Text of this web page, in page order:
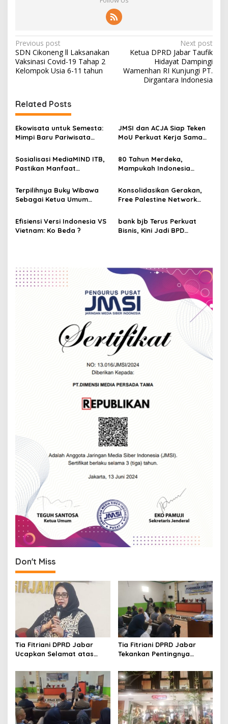
P
o
s
n
a
v
g
a
t
i
o
n
Previous post
SDN Cikoneng ll Laksanakan
Vaksinasi Covid-19 Tahap 2
Kelompok Usia 6-11 tahun
Next post
Ketua DPRD Jabar Taufik
Hidayat Dampingi
Wamenhan RI Kunjungi PT.
Dirgantara Indonesia
Related Posts
Ekowisata untuk Semesta:
Mimpi Baru Pariwisata
JMSI dan ACJA Siap Teken
MoU Perkuat Kerja Sama
Sosialisasi MediaMIND ITB,
Pastikan Manfaat
Peradaban Indonesia
80 Tahun Merdeka,
Mampukah Indonesia
Terpilihnya Buky Wibawa
Sebagai Ketua Umum
Seluruh Indonesia
Konsolidasikan Gerakan,
Free Palestine Network
Kab/Kota Seluruh
Indonesia
Efisiensi Versi Indonesia VS
Vietnam: Ko Beda ?
bank bjb Terus Perkuat
Bisnis, Kini Jadi BPD
Don't Miss
Tia Fitriani DPRD Jabar
Ucapkan Selamat atas
Adem Sutisna sebagai
Ketua IWP Jabar
Tia Fitriani DPRD Jabar
Tekankan Pentingnya
Perkuat Kader NasDem di
Kabupaten Bandung